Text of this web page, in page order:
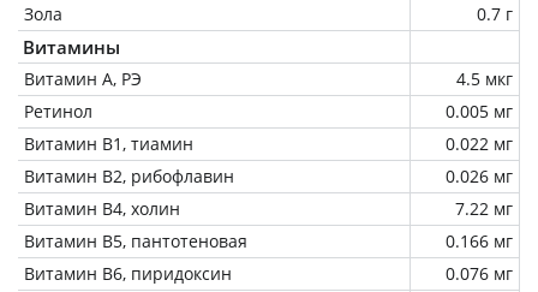
Зола
0.7 г
Витамины
Витамин А, РЭ
4.5 мкг
Ретинол
0.005 мг
Витамин В1, тиамин
0.022 мг
Витамин В2, рибофлавин
0.026 мг
Витамин В4, холин
7.22 мг
Витамин В5, пантотеновая
0.166 мг
Витамин В6, пиридоксин
0.076 мг